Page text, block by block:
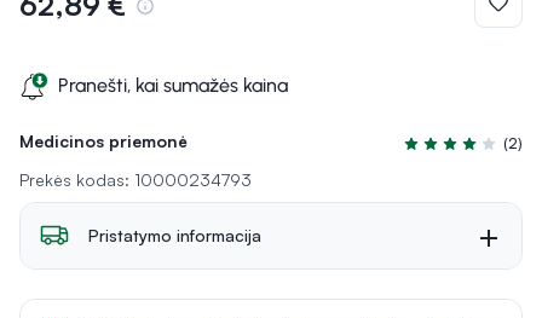
Medicinos priemonė
Įvertinimas 4.0
(2)
Prekės kodas: 10000234793
Pranešti, kai sumažės kaina
Pristatymo informacija